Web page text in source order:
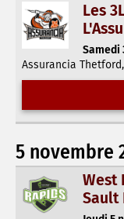
Les
Samedi
Assurancia
5 novembre
West
Sault